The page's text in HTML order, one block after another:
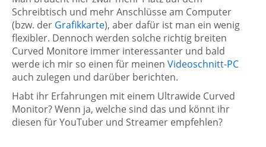
Schreibtisch und mehr Anschlüsse am Computer
(bzw. der Grafikkarte), aber dafür ist man ein wenig
flexibler. Dennoch werden solche richtig breiten
Curved Monitore immer interessanter und bald
werde ich mir so einen für meinen Videoschnitt-PC
auch zulegen und darüber berichten.
Habt ihr Erfahrungen mit einem Ultrawide Curved
Monitor? Wenn ja, welche sind das und könnt ihr
diesen für YouTuber und Streamer empfehlen?